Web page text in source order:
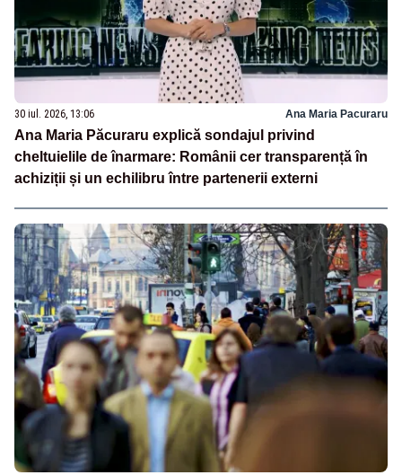
30 iul. 2026, 13:06 Ana Maria Pacuraru
Ana Maria Păcuraru explică sondajul privind
cheltuielile de înarmare: Românii cer transparență în
achiziții și un echilibru între partenerii externi